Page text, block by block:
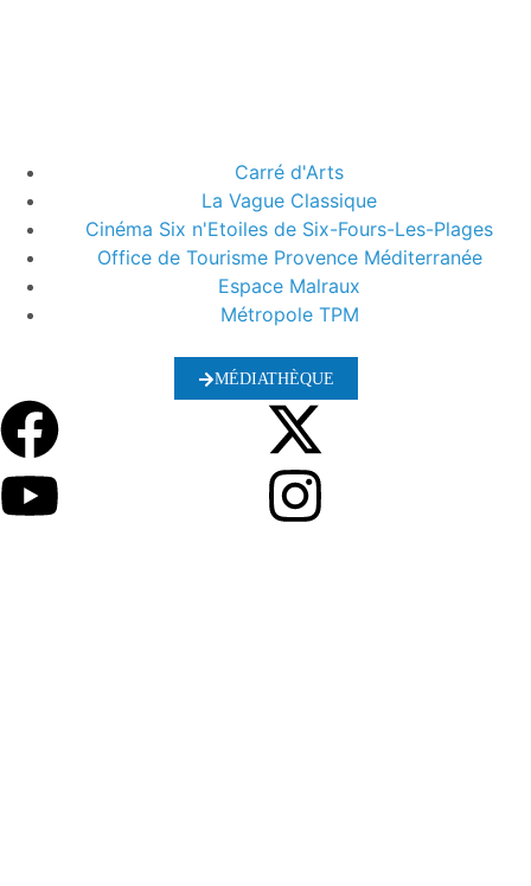
Carré d'Arts
La Vague Classique
Cinéma Six n'Etoiles de Six-Fours-Les-Plages
Office de Tourisme Provence Méditerranée
Espace Malraux
Métropole TPM
MÉDIATHÈQUE